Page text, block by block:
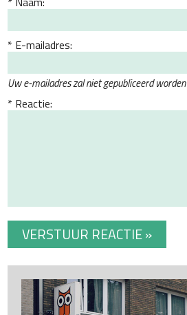
E-mailadres:
Uw e-mailadres zal niet gepubliceerd worden
Reactie: